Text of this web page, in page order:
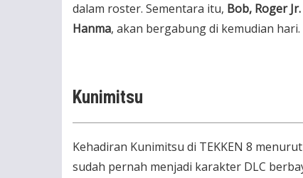
dalam roster. Sementara itu, Bob, Roger Jr.
Hanma, akan bergabung di kemudian hari.
Kunimitsu
Kehadiran Kunimitsu di TEKKEN 8
sudah pernah menjadi karakter DLC